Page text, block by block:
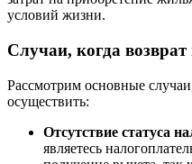
условий жизни.
Случаи, когда
Рассмотрим основные
осуществить:
Отсутствие статуса
являетесь